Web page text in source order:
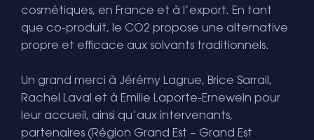
cosmétiques, en France et à l’export. En tant
que co-produit, le CO2 propose une alternative
propre et efficace aux solvants traditionnels.
Un grand merci à Jérémy Lagrue, Brice Sarrail,
Rachel Laval et à Emilie Laporte-Ernewein pour
leur accueil, ainsi qu’aux intervenants,
partenaires (Région Grand Est – Grand Est